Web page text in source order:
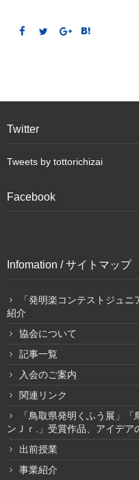
Twitter
Tweets by tottorichizai
Facebook
Infomation / サイトマップ
「発明楽コンテストジュ
紹介
協会について
記事一覧
入会のご案内
関連リンク
「鳥取県発明くふう展」
ンＪｒ.」受賞作品、アイデア
出前授業
事業紹介